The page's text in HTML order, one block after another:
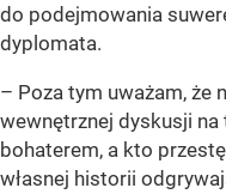
do podejmowania
dyplomata.
– Poza tym uważam, że
wewnętrznej dyskusji
bohaterem, a kto
własnej historii